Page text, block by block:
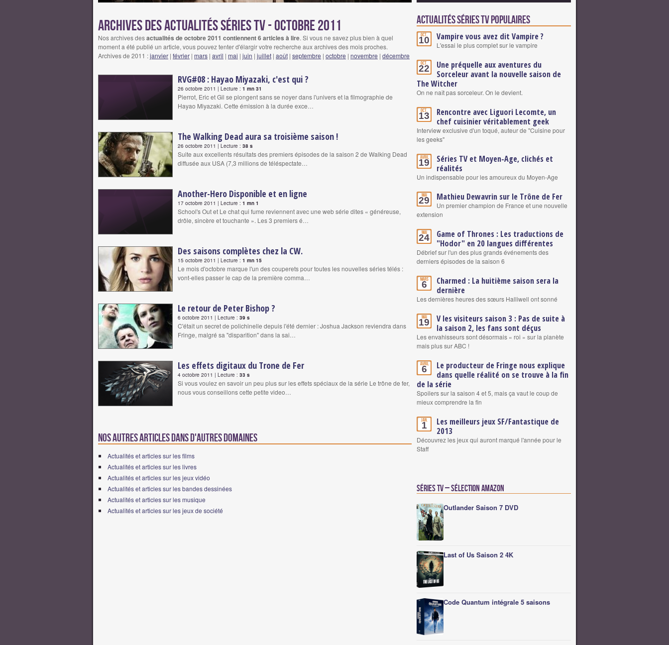
Archives des actualités séries tv - octobre 2011
Nos archives desactualités de octobre 2011 contiennent 6 articles à lire. Si vous ne savez plus bien à quel
moment a été publié un article, vous pouvez tenter d'élargir votre recherche aux archives des mois proches.
Archives de 2011 :janvier | février | mars | avril | mai | juin | juillet | août | septembre | octobre | novembre | décembre
RVG#08 : Hayao Miyazaki, c'est qui ?
26 octobre 2011 | Lecture : 1 mn 31
Pierrot, Eric et Gil se plongent sans se noyer dans l'univers et la filmographie de
Hayao Miyazaki. Cette émission à la durée exce…
The Walking Dead aura sa troisième saison !
26 octobre 2011 | Lecture : 38 s
Suite aux excellents résultats des premiers épisodes de la saison 2 de Walking Dead
diffusée aux USA (7,3 millions de téléspectate…
Another-Hero Disponible et en ligne
17 octobre 2011 | Lecture : 1 mn 1
School's Out et Le chat qui fume reviennent avec une web série dites « généreuse,
drôle, sincère et touchante ». Les 3 premiers é…
Des saisons complètes chez la CW.
15 octobre 2011 | Lecture : 1 mn 15
Le mois d'octobre marque l'un des couperets pour toutes les nouvelles séries télés :
vont-elles passer le cap de la première comma…
Le retour de Peter Bishop ?
6 octobre 2011 | Lecture : 39 s
C'était un secret de polichinelle depuis l'été dernier : Joshua Jackson reviendra dans
Fringe, malgré sa "disparition" dans la sai…
Les effets digitaux du Trone de Fer
4 octobre 2011 | Lecture : 33 s
Si vous voulez en savoir un peu plus sur les effets spéciaux de la série Le trône de fer,
nous vous conseillons cette petite video…
Nos autres articles dans d'autres domaines
Actualités et articles sur les films
Actualités et articles sur les livres
Actualités et articles sur les jeux vidéo
Actualités et articles sur les bandes dessinées
Actualités et articles sur les musique
Actualités et articles sur les jeux de société
Actualités Séries TV populaires
Oct.
10 Vampire vous avez dit Vampire ?
L'essai le plus complet sur le vampire
Oct.
22
Une préquelle aux aventures du
Sorceleur avant la nouvelle saison de
The Witcher
On ne naît pas sorceleur. On le devient.
Oct.
13
Rencontre avec Liguori Lecomte, un
chef cuisinier véritablement geek
Interview exclusive d'un toqué, auteur de "Cuisine pour
les geeks"
Avril
19
Séries TV et Moyen-Age, clichés et
réalités
Un indispensable pour les amoureux du Moyen-Age
Mai
29 Mathieu Dewavrin sur le Trône de Fer
Un premier champion de France et une nouvelle
extension
Mai
24
Game of Thrones : Les traductions de
"Hodor" en 20 langues différentes
Débrief sur l'un des plus grands événements des
derniers épisodes de la saison 6
Mars
6
Charmed : La huitième saison sera la
dernière
Les dernières heures des sœurs Halliwell ont sonné
Mai
19
V les visiteurs saison 3 : Pas de suite à
la saison 2, les fans sont déçus
Les envahisseurs sont désormais « roi » sur la planète
mais plus sur ABC !
Avril
6
Le producteur de Fringe nous explique
dans quelle réalité on se trouve à la fin
de la série
Spoilers sur la saison 4 et 5, mais ça vaut le coup de
mieux comprendre la fin
Jan.
1
Les meilleurs jeux SF/Fantastique de
2013
Découvrez les jeux qui auront marqué l'année pour le
Staff
Séries TV – Sélection Amazon
Outlander Saison 7 DVD
Last of Us Saison 2 4K
Code Quantum intégrale 5 saisons